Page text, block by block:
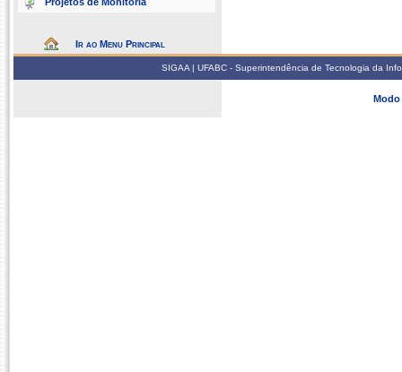
Ir ao Menu Principal
SIGAA | UFABC - Superintendência de Tecnologia da
Modo